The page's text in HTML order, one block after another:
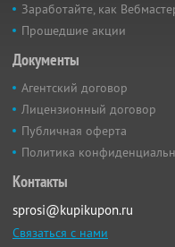
Заработайте, как
Прошедшие акции
Документы
Агентский договор
Лицензионный договор
Публичная оферта
Политика
Контакты
sprosi@kupikupon.ru
Связаться с нами